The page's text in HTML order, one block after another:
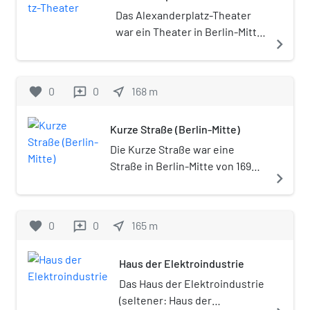
ist ein Wohnhochhaus vorgesehen.
Das Alexanderplatz-Theater
war ein Theater in Berlin-Mitte
Laufe der Jahre verschiedene
navigate_next
favorite 0 reviews 0 near_me 168 m
Kurze Straße (Berlin-Mitte)
Die Kurze Straße war eine
Straße in Berlin-Mitte von 1690
navigate_next
favorite 0 reviews 0 near_me 165 m
Haus der Elektroindustrie
Das Haus der Elektroindustrie
(seltener: Haus der